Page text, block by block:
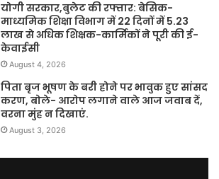
योगी सरकार,बुलेट की रफ्तार: बेसिक-
माध्यमिक शिक्षा विभाग में 22 दिनों में 5.23
लाख से अधिक शिक्षक-कार्मिकों ने पूरी की ई-
केवाईसी
August 4, 2026
पिता बृज भूषण के बरी होने पर भावुक हुए सांसद
करण, बोले- आरोप लगाने वाले आज जवाब दें,
वरना मुंह न दिखाएं.
August 3, 2026